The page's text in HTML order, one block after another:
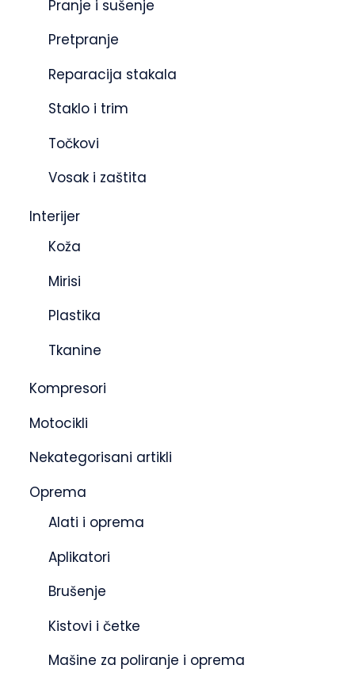
Pranje i sušenje
Pretpranje
Reparacija stakala
Staklo i trim
Točkovi
Vosak i zaštita
Interijer
Koža
Mirisi
Plastika
Tkanine
Kompresori
Motocikli
Nekategorisani artikli
Oprema
Alati i oprema
Aplikatori
Brušenje
Kistovi i četke
Mašine za poliranje i oprema